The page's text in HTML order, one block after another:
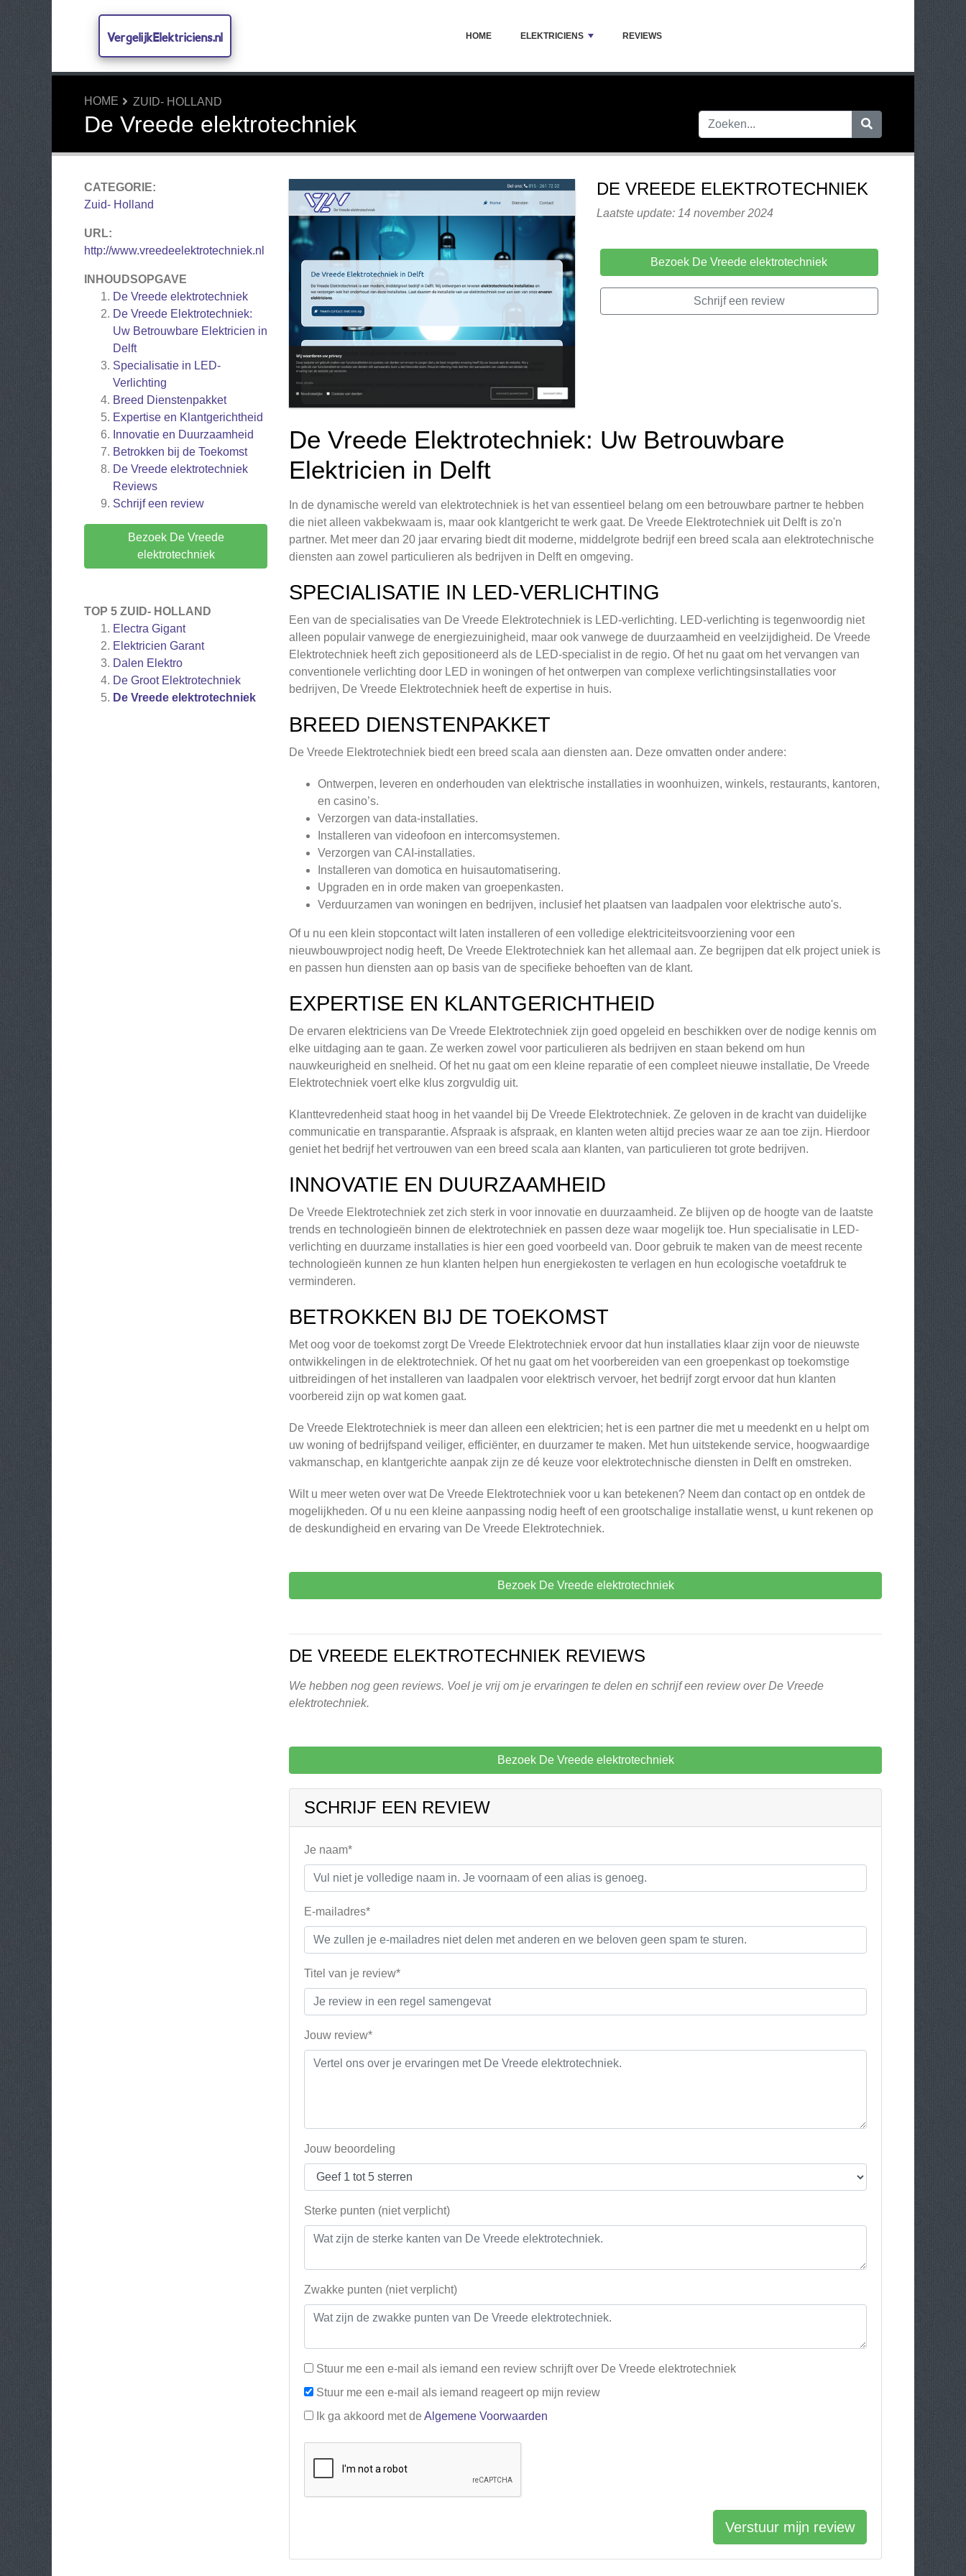
VergelijkElektriciens.nl HOME ELEKTRICIENS REVIEWS
HOME ZUID- HOLLAND
De Vreede elektrotechniek
CATEGORIE:
Zuid- Holland
URL:
http://www.vreedeelektrotechniek.nl
INHOUDSOPGAVE
De Vreede elektrotechniek
De Vreede Elektrotechniek:
Uw Betrouwbare Elektricien in
Delft
Specialisatie in LED-
Verlichting
Breed Dienstenpakket
Expertise en Klantgerichtheid
Innovatie en Duurzaamheid
Betrokken bij de Toekomst
De Vreede elektrotechniek
Reviews
Schrijf een review
Bezoek De Vreede
elektrotechniek
TOP 5 ZUID- HOLLAND
Electra Gigant
Elektricien Garant
Dalen Elektro
De Groot Elektrotechniek
De Vreede elektrotechniek
DE VREEDE ELEKTROTECHNIEK
Laatste update: 14 november 2024
Bezoek De Vreede elektrotechniek
Schrijf een review
De Vreede Elektrotechniek: Uw Betrouwbare
Elektricien in Delft
In de dynamische wereld van elektrotechniek is het van essentieel belang om een betrouwbare partner te hebben
die niet alleen vakbekwaam is, maar ook klantgericht te werk gaat. De Vreede Elektrotechniek uit Delft is zo'n
partner. Met meer dan 20 jaar ervaring biedt dit moderne, middelgrote bedrijf een breed scala aan elektrotechnische
diensten aan zowel particulieren als bedrijven in Delft en omgeving.
SPECIALISATIE IN LED-VERLICHTING
Een van de specialisaties van De Vreede Elektrotechniek is LED-verlichting. LED-verlichting is tegenwoordig niet
alleen populair vanwege de energiezuinigheid, maar ook vanwege de duurzaamheid en veelzijdigheid. De Vreede
Elektrotechniek heeft zich gepositioneerd als de LED-specialist in de regio. Of het nu gaat om het vervangen van
conventionele verlichting door LED in woningen of het ontwerpen van complexe verlichtingsinstallaties voor
bedrijven, De Vreede Elektrotechniek heeft de expertise in huis.
BREED DIENSTENPAKKET
De Vreede Elektrotechniek biedt een breed scala aan diensten aan. Deze omvatten onder andere:
Ontwerpen, leveren en onderhouden van elektrische installaties in woonhuizen, winkels, restaurants, kantoren,
en casino’s.
Verzorgen van data-installaties.
Installeren van videofoon en intercomsystemen.
Verzorgen van CAI-installaties.
Installeren van domotica en huisautomatisering.
Upgraden en in orde maken van groepenkasten.
Verduurzamen van woningen en bedrijven, inclusief het plaatsen van laadpalen voor elektrische auto's.
Of u nu een klein stopcontact wilt laten installeren of een volledige elektriciteitsvoorziening voor een
nieuwbouwproject nodig heeft, De Vreede Elektrotechniek kan het allemaal aan. Ze begrijpen dat elk project uniek is
en passen hun diensten aan op basis van de specifieke behoeften van de klant.
EXPERTISE EN KLANTGERICHTHEID
De ervaren elektriciens van De Vreede Elektrotechniek zijn goed opgeleid en beschikken over de nodige kennis om
elke uitdaging aan te gaan. Ze werken zowel voor particulieren als bedrijven en staan bekend om hun
nauwkeurigheid en snelheid. Of het nu gaat om een kleine reparatie of een compleet nieuwe installatie, De Vreede
Elektrotechniek voert elke klus zorgvuldig uit.
Klanttevredenheid staat hoog in het vaandel bij De Vreede Elektrotechniek. Ze geloven in de kracht van duidelijke
communicatie en transparantie. Afspraak is afspraak, en klanten weten altijd precies waar ze aan toe zijn. Hierdoor
geniet het bedrijf het vertrouwen van een breed scala aan klanten, van particulieren tot grote bedrijven.
INNOVATIE EN DUURZAAMHEID
De Vreede Elektrotechniek zet zich sterk in voor innovatie en duurzaamheid. Ze blijven op de hoogte van de laatste
trends en technologieën binnen de elektrotechniek en passen deze waar mogelijk toe. Hun specialisatie in LED-
verlichting en duurzame installaties is hier een goed voorbeeld van. Door gebruik te maken van de meest recente
technologieën kunnen ze hun klanten helpen hun energiekosten te verlagen en hun ecologische voetafdruk te
verminderen.
BETROKKEN BIJ DE TOEKOMST
Met oog voor de toekomst zorgt De Vreede Elektrotechniek ervoor dat hun installaties klaar zijn voor de nieuwste
ontwikkelingen in de elektrotechniek. Of het nu gaat om het voorbereiden van een groepenkast op toekomstige
uitbreidingen of het installeren van laadpalen voor elektrisch vervoer, het bedrijf zorgt ervoor dat hun klanten
voorbereid zijn op wat komen gaat.
De Vreede Elektrotechniek is meer dan alleen een elektricien; het is een partner die met u meedenkt en u helpt om
uw woning of bedrijfspand veiliger, efficiënter, en duurzamer te maken. Met hun uitstekende service, hoogwaardige
vakmanschap, en klantgerichte aanpak zijn ze dé keuze voor elektrotechnische diensten in Delft en omstreken.
Wilt u meer weten over wat De Vreede Elektrotechniek voor u kan betekenen? Neem dan contact op en ontdek de
mogelijkheden. Of u nu een kleine aanpassing nodig heeft of een grootschalige installatie wenst, u kunt rekenen op
de deskundigheid en ervaring van De Vreede Elektrotechniek.
Bezoek De Vreede elektrotechniek
DE VREEDE ELEKTROTECHNIEK REVIEWS
We hebben nog geen reviews. Voel je vrij om je ervaringen te delen en schrijf een review over De Vreede
elektrotechniek.
Bezoek De Vreede elektrotechniek
SCHRIJF EEN REVIEW
Je naam*
E-mailadres*
Titel van je review*
Jouw review*
Jouw beoordeling
Sterke punten (niet verplicht)
Zwakke punten (niet verplicht)
Stuur me een e-mail als iemand een review schrijft over De Vreede elektrotechniek
Stuur me een e-mail als iemand reageert op mijn review
Ik ga akkoord met de Algemene Voorwaarden
Verstuur mijn review